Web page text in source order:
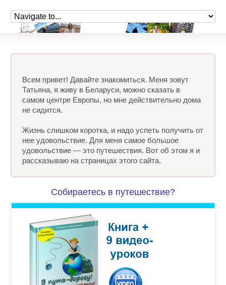
Всем привет! Давайте знакомиться. Меня зовут
Татьяна, я живу в Беларуси, можно сказать в
самом центре Европы, но мне действительно дома
не сидится.
Жизнь слишком коротка, и надо успеть получить от
нее удовольствие. Для меня самое большое
удовольствие — это путешествия. Вот об этом я и
рассказываю на страницах этого сайта.
Собираетесь в путешествие?